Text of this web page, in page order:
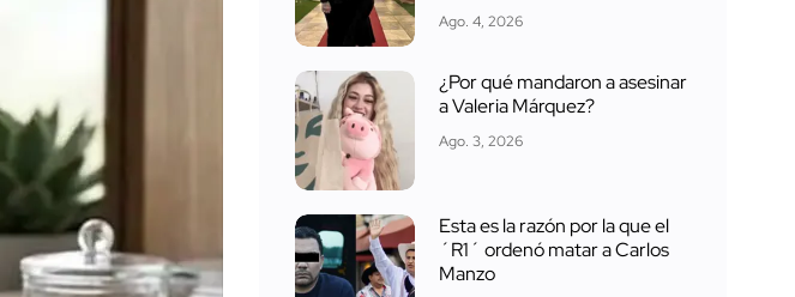
Ago. 4, 2026
¿Por qué mandaron a asesinar
a Valeria Márquez?
Ago. 3, 2026
Esta es la razón por la que el
´R1´ ordenó matar a Carlos
Manzo